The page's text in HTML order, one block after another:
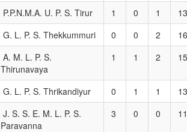
P.P.N.M.A. U. P. S. Tirur 1 0 1
13
G. L. P. S. Thekkummuri 0 0 2
16
A. M. L. P. S.
Thirunavaya
1 1 2 15
G. L. P. S. Thrikandiyur 0 1 1
13
J. S. S. E. M. L. P. S.
Paravanna
3 0 0 11